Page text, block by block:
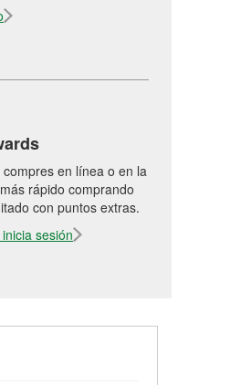
en línea o en la
rápido comprando
con puntos extras.
sesión